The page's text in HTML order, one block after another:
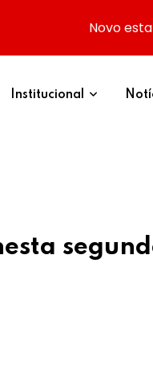
Institucional
Novo